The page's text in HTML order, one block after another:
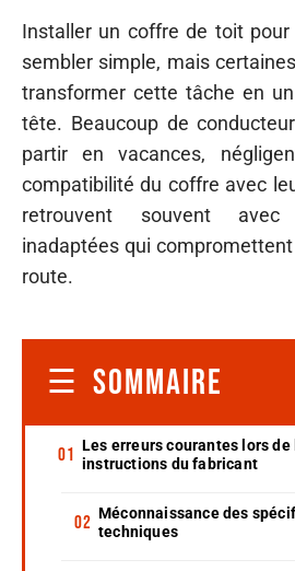
Installer un coffre de toit
sembler simple, mais
transformer cette tâche en
tête. Beaucoup de
partir en vacances,
compatibilité du coffre avec
retrouvent souvent
inadaptées qui
route.
SOMMAIRE
Les erreurs courantes lors
instructions du fabricant
Méconnaissance des
techniques